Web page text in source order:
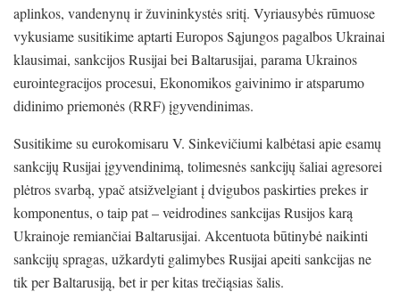
aplinkos, vandenynų ir žuvininkystės sritį. Vyriausybės rūmuose
vykusiame susitikime aptarti Europos Sąjungos pagalbos Ukrainai
klausimai, sankcijos Rusijai bei Baltarusijai, parama Ukrainos
eurointegracijos procesui, Ekonomikos gaivinimo ir atsparumo
didinimo priemonės (RRF) įgyvendinimas.
Susitikime su eurokomisaru V. Sinkevičiumi kalbėtasi apie esamų
sankcijų Rusijai įgyvendinimą, tolimesnės sankcijų šaliai agresorei
plėtros svarbą, ypač atsižvelgiant į dvigubos paskirties prekes ir
komponentus, o taip pat – veidrodines sankcijas Rusijos karą
Ukrainoje remiančiai Baltarusijai. Akcentuota būtinybė naikinti
sankcijų spragas, užkardyti galimybes Rusijai apeiti sankcijas ne
tik per Baltarusiją, bet ir per kitas trečiąsias šalis.